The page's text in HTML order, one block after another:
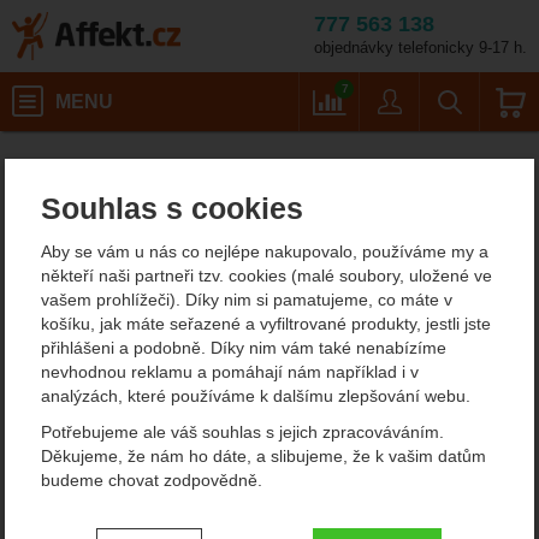
Souhlas s cookies
Aby se vám u nás co nejlépe nakupovalo, používáme my a
někteří naši partneři tzv. cookies (malé soubory, uložené ve
vašem prohlížeči). Díky nim si pamatujeme, co máte v
košíku, jak máte seřazené a vyfiltrované produkty, jestli jste
přihlášeni a podobně. Díky nim vám také nenabízíme
nevhodnou reklamu a pomáhají nám například i v
analýzách, které používáme k dalšímu zlepšování webu.
Potřebujeme ale váš souhlas s jejich zpracováváním.
Děkujeme, že nám ho dáte, a slibujeme, že k vašim datům
budeme chovat zodpovědně.
Nastavení souhlasů s kategoriemi
777 563 138
objednávky telefonicky 9-17 h.
MENU Porovnání
7
Porovnání
Porovnání